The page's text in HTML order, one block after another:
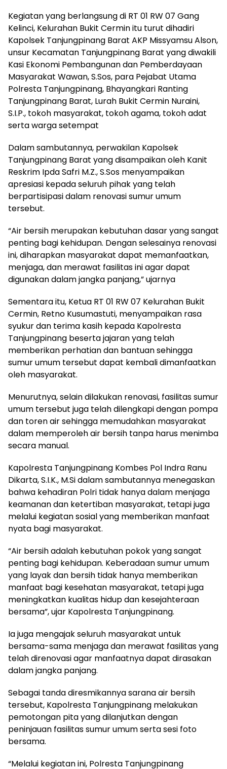
Kegiatan yang berlangsung di RT 01 RW 07 Gang
Kelinci, Kelurahan Bukit Cermin itu turut dihadiri
Kapolsek Tanjungpinang Barat AKP Missyamsu Alson,
unsur Kecamatan Tanjungpinang Barat yang diwakili
Kasi Ekonomi Pembangunan dan Pemberdayaan
Masyarakat Wawan, S.Sos, para Pejabat Utama
Polresta Tanjungpinang, Bhayangkari Ranting
Tanjungpinang Barat, Lurah Bukit Cermin Nuraini,
S.I.P., tokoh masyarakat, tokoh agama, tokoh adat
serta warga setempat
Dalam sambutannya, perwakilan Kapolsek
Tanjungpinang Barat yang disampaikan oleh Kanit
Reskrim Ipda Safri M.Z., S.Sos menyampaikan
apresiasi kepada seluruh pihak yang telah
berpartisipasi dalam renovasi sumur umum
tersebut.
“Air bersih merupakan kebutuhan dasar yang sangat
penting bagi kehidupan. Dengan selesainya renovasi
ini, diharapkan masyarakat dapat memanfaatkan,
menjaga, dan merawat fasilitas ini agar dapat
digunakan dalam jangka panjang,” ujarnya
Sementara itu, Ketua RT 01 RW 07 Kelurahan Bukit
Cermin, Retno Kusumastuti, menyampaikan rasa
syukur dan terima kasih kepada Kapolresta
Tanjungpinang beserta jajaran yang telah
memberikan perhatian dan bantuan sehingga
sumur umum tersebut dapat kembali dimanfaatkan
oleh masyarakat.
Menurutnya, selain dilakukan renovasi, fasilitas sumur
umum tersebut juga telah dilengkapi dengan pompa
dan toren air sehingga memudahkan masyarakat
dalam memperoleh air bersih tanpa harus menimba
secara manual.
Kapolresta Tanjungpinang Kombes Pol Indra Ranu
Dikarta, S.I.K., M.Si dalam sambutannya menegaskan
bahwa kehadiran Polri tidak hanya dalam menjaga
keamanan dan ketertiban masyarakat, tetapi juga
melalui kegiatan sosial yang memberikan manfaat
nyata bagi masyarakat.
“Air bersih adalah kebutuhan pokok yang sangat
penting bagi kehidupan. Keberadaan sumur umum
yang layak dan bersih tidak hanya memberikan
manfaat bagi kesehatan masyarakat, tetapi juga
meningkatkan kualitas hidup dan kesejahteraan
bersama”, ujar Kapolresta Tanjungpinang.
Ia juga mengajak seluruh masyarakat untuk
bersama-sama menjaga dan merawat fasilitas yang
telah direnovasi agar manfaatnya dapat dirasakan
dalam jangka panjang.
Sebagai tanda diresmikannya sarana air bersih
tersebut, Kapolresta Tanjungpinang melakukan
pemotongan pita yang dilanjutkan dengan
peninjauan fasilitas sumur umum serta sesi foto
bersama.
“Melalui kegiatan ini, Polresta Tanjungpinang